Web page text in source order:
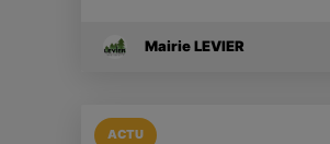
Mairie LEVIER
ACTU